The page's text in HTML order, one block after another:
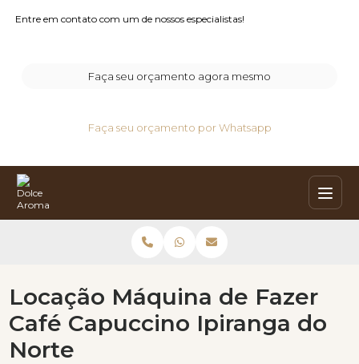
Entre em contato com um de nossos especialistas!
Faça seu orçamento agora mesmo
Faça seu orçamento por Whatsapp
Locação Máquina de Fazer
Café Capuccino Ipiranga do
Norte